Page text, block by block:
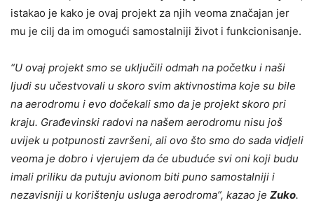
istakao je kako je ovaj projekt za njih veoma značajan jer
mu je cilj da im omogući samostalniji život i funkcionisanje.
“U ovaj projekt smo se uključili odmah na početku i naši
ljudi su učestvovali u skoro svim aktivnostima koje su bile
na aerodromu i evo dočekali smo da je projekt skoro pri
kraju. Građevinski radovi na našem aerodromu nisu još
uvijek u potpunosti završeni, ali ovo što smo do sada vidjeli
veoma je dobro i vjerujem da će ubuduće svi oni koji budu
imali priliku da putuju avionom biti puno samostalniji i
nezavisniji u korištenju usluga aerodroma”, kazao je Zuko.